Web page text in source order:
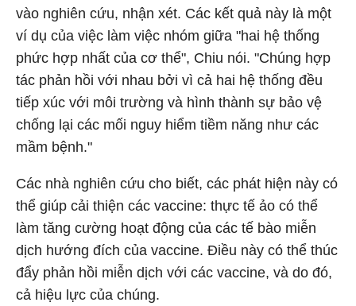
vào nghiên cứu, nhận xét. Các kết quả này là một
ví dụ của việc làm việc nhóm giữa "hai hệ thống
phức hợp nhất của cơ thể", Chiu nói. "Chúng hợp
tác phản hồi với nhau bởi vì cả hai hệ thống đều
tiếp xúc với môi trường và hình thành sự bảo vệ
chống lại các mối nguy hiểm tiềm năng như các
mầm bệnh."
Các nhà nghiên cứu cho biết, các phát hiện này có
thể giúp cải thiện các vaccine: thực tế ảo có thể
làm tăng cường hoạt động của các tế bào miễn
dịch hướng đích của vaccine. Điều này có thể thúc
đẩy phản hồi miễn dịch với các vaccine, và do đó,
cả hiệu lực của chúng.